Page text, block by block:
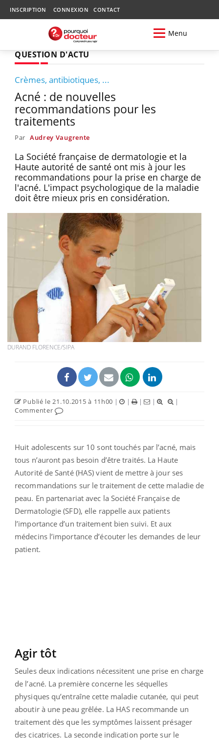
INSCRIPTION CONNEXION CONTACT
Menu
QUESTION D'ACTU
Crèmes, antibiotiques, ...
Acné : de nouvelles
recommandations pour les
traitements
Par Audrey Vaugrente
La Société française de dermatologie et la
Haute autorité de santé ont mis à jour les
recommandations pour la prise en charge de
l'acné. L'impact psychologique de la maladie
doit être mieux pris en considération.
DURAND FLORENCE/SIPA
Publié le 21.10.2015 à 11h00 | | | |
|
Commenter
Huit adolescents sur 10 sont touchés par l’acné, mais
tous n’auront pas besoin d’être traités. La Haute
Autorité de Santé (HAS) vient de mettre à jour ses
recommandations sur le traitement de cette maladie de
peau. En partenariat avec la Société Française de
Dermatologie (SFD), elle rappelle aux patients
l’importance d’un traitement bien suivi. Et aux
médecins l’importance d’écouter les demandes de leur
patient.
Agir tôt
Seules deux indications nécessitent une prise en charge
de l’acné. La première concerne les séquelles
physiques qu’entraîne cette maladie cutanée, qui peut
aboutir à une peau grêlée. La HAS recommande un
traitement dès que les symptômes laissent présager
des cicatrices. La seconde indication porte sur le